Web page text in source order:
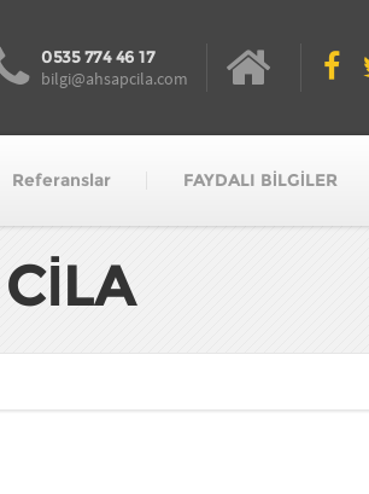
0535 774 46 17
bilgi@ahsapcila.com
Referanslar FAYDALI BİLGİLER